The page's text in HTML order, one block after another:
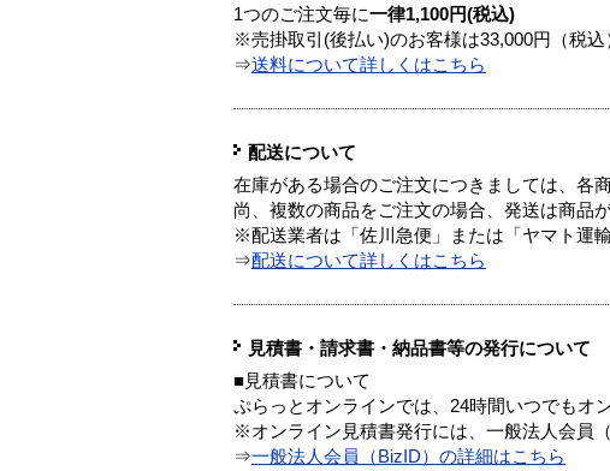
1つのご注文毎に一律1,100円(税込)
※売掛取引(後払い)のお客様は33,000円（税込
⇒送料について詳しくはこちら
配送について
在庫がある場合のご注文につきましては、各
尚、複数の商品をご注文の場合、発送は商品
※配送業者は「佐川急便」または「ヤマト運
⇒配送について詳しくはこちら
見積書・請求書・納品書等の発行について
■見積書について
ぷらっとオンラインでは、24時間いつでもオ
※オンライン見積書発行には、一般法人会員
⇒一般法人会員（BizID）の詳細はこちら